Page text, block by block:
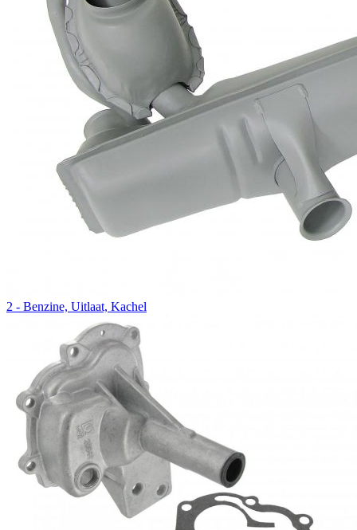
2 - Benzine, Uitlaat, Kachel